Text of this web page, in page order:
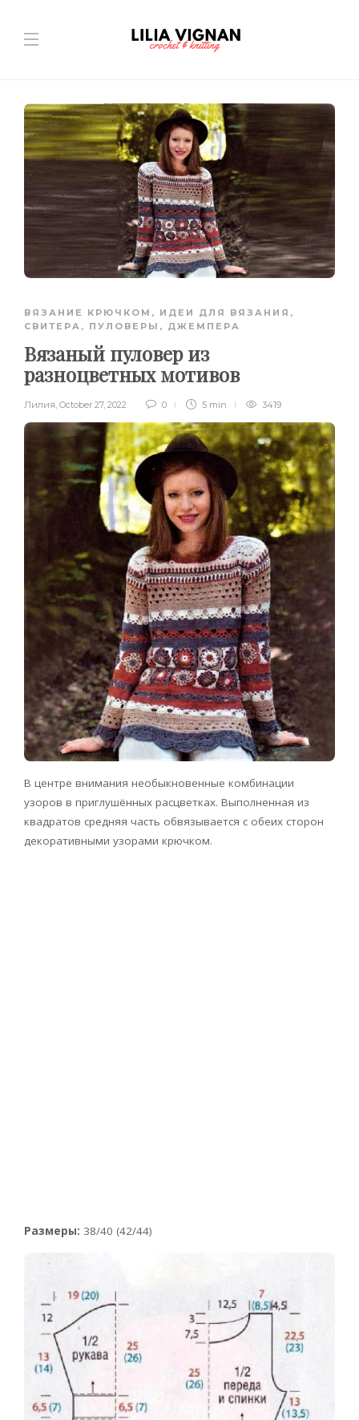
ВЯЗАНИЕ КРЮЧКОМ , ИДЕИ ДЛЯ ВЯЗАНИЯ ,
СВИТЕРА, ПУЛОВЕРЫ, ДЖЕМПЕРА
Вязаный пуловер из
разноцветных мотивов
Лилия, October 27, 2022 0 5 min 3419
В центре внимания необыкновенные комбинации
узоров в приглушённых расцветках. Выполненная из
квадратов средняя часть обвязывается с обеих сторон
декоративными узорами крючком.
Размеры: 38/40 (42/44)